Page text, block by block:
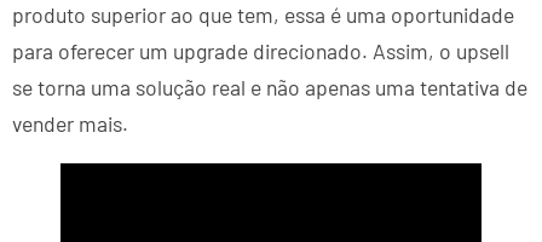
produto superior ao que tem, essa é uma oportunidade
para oferecer um upgrade direcionado. Assim, o upsell
se torna uma solução real e não apenas uma tentativa de
vender mais.